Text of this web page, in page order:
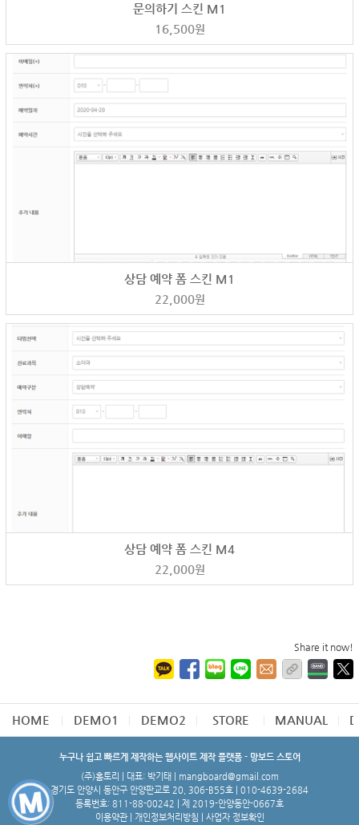
문의하기 스킨 M1
16,500원
상담 예약 폼 스킨 M1
22,000원
상담 예약 폼 스킨 M4
22,000원
Share it now!
HOME DEMO1 DEMO2 STORE MANUAL
누구나 쉽고 빠르게 제작하는 웹사이트 제작 플랫폼 - 망보드 스토어
(주)홈토리 | 대표: 박기태 | mangboard@gmail.com
경기도 안양시 동안구 안양판교로 20, 306-B55호 | 010-4639-2684
등록번호: 811-88-00242 | 제 2019-안양동안-0667호
이용약관| 개인정보처리방침 사업자 정보확인